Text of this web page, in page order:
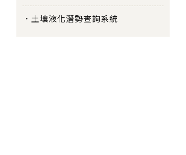
土壤液化潛勢查詢系統